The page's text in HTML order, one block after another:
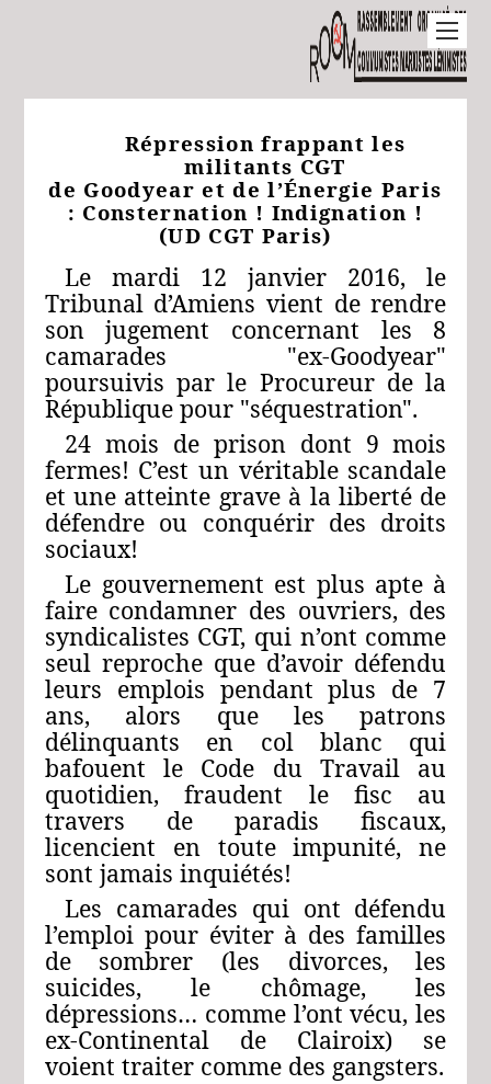
Répression frappant les
militants CGT
de Goodyear et de l’Énergie Paris
: Consternation ! Indignation !
(UD CGT Paris)
Le mardi 12 janvier 2016, le
Tribunal d’Amiens vient de rendre
son jugement concernant les 8
camarades "ex-Goodyear"
poursuivis par le Procureur de la
République pour "séquestration".
24 mois de prison dont 9 mois
fermes! C’est un véritable scandale
et une atteinte grave à la liberté de
défendre ou conquérir des droits
sociaux!
Le gouvernement est plus apte à
faire condamner des ouvriers, des
syndicalistes CGT, qui n’ont comme
seul reproche que d’avoir défendu
leurs emplois pendant plus de 7
ans, alors que les patrons
délinquants en col blanc qui
bafouent le Code du Travail au
quotidien, fraudent le fisc au
travers de paradis fiscaux,
licencient en toute impunité, ne
sont jamais inquiétés!
Les camarades qui ont défendu
l’emploi pour éviter à des familles
de sombrer (les divorces, les
suicides, le chômage, les
dépressions… comme l’ont vécu, les
ex-Continental de Clairoix) se
voient traiter comme des gangsters.